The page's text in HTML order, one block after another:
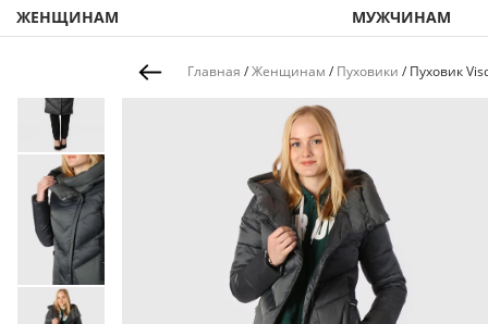
ЖЕНЩИНАМ МУЖЧИНАМ
Главная /Женщинам / Пуховики / Пуховик